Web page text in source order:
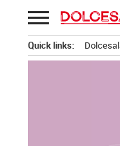
Passa
al
contenuto
Quick links: